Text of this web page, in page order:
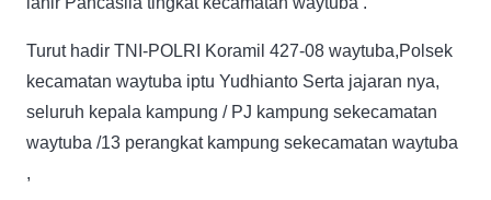
Turut hadir TNI-POLRI Koramil 427-08 waytuba,Polsek
kecamatan waytuba iptu Yudhianto Serta jajaran nya,
seluruh kepala kampung / PJ kampung sekecamatan
waytuba /13 perangkat kampung sekecamatan waytuba
,